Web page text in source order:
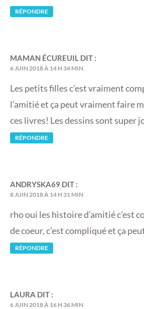
RÉPONDRE
MAMAN ÉCUREUIL DIT :
6 JUIN 2018 À 14 H 34 MIN
Les petits filles c’est vraiment
l’amitié et ça peut vraiment faire
ces livres! Les dessins sont super
RÉPONDRE
ANDRYSKA69 DIT :
8 JUIN 2018 À 14 H 31 MIN
rho oui les histoire d’amitié c’est
de coeur, c’est compliqué et ça
RÉPONDRE
LAURA DIT :
6 JUIN 2018 À 16 H 36 MIN